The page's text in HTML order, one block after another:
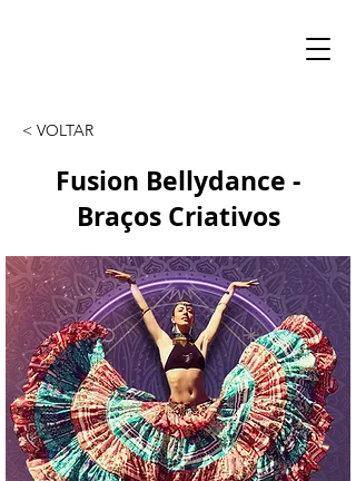
< VOLTAR
Fusion Bellydance -
Braços Criativos